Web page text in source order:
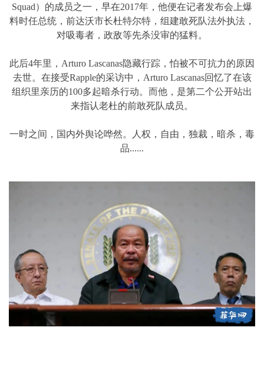
Squad）的成员之一，早在2017年，他便在记者发布会上爆
料时任总统，前达沃市长杜特尔特，组建敢死队法外执法，
对吸毒者，政敌等先杀没审的猛料。
此后4年里，Arturo Lascanas隐藏行踪，怕被不可抗力的原因
去世。在接受Rapple的采访中，Arturo Lascanas回忆了在该
组织里亲历的100多起暗杀行动。而他，是第二个公开站出
来指认老杜的前敢死队成员。
一时之间，国内外舆论哗然。人权，自由，独裁，暗杀，毒
品......